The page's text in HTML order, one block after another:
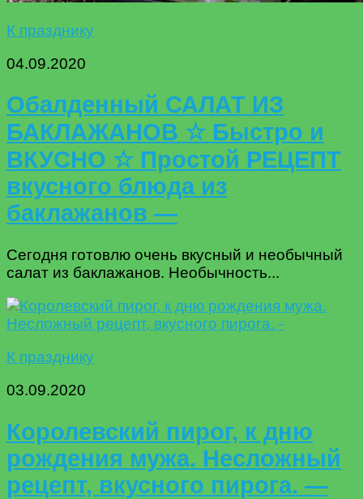
К празднику
04.09.2020
Обалденный САЛАТ ИЗ
БАКЛАЖАНОВ ☆ Быстро и
ВКУСНО ☆ Простой РЕЦЕПТ
вкусного блюда из
баклажанов —
Сегодня готовлю очень вкусный и необычный
салат из баклажанов. Необычность...
К празднику
03.09.2020
Королевский пирог, к дню
рождения мужа. Несложный
рецепт, вкусного пирога. —